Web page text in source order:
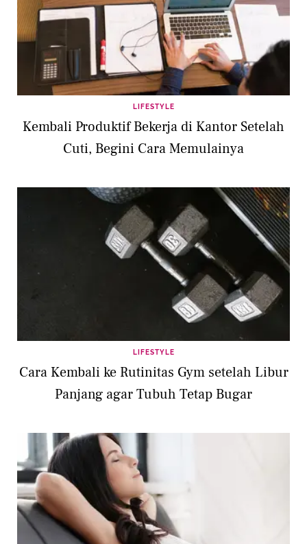
LIFESTYLE
Kembali Produktif Bekerja di Kantor Setelah
Cuti, Begini Cara Memulainya
LIFESTYLE
Cara Kembali ke Rutinitas Gym setelah Libur
Panjang agar Tubuh Tetap Bugar